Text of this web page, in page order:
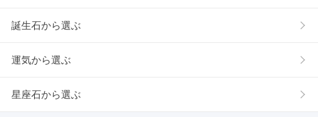
誕生石から選ぶ
運気から選ぶ
星座石から選ぶ